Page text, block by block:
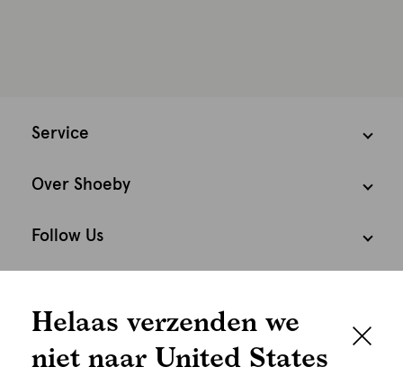
graag persoonlijk
Service
Over Shoeby
Follow Us
Nederland Nederlands
Helaas verzenden we
niet naar United States